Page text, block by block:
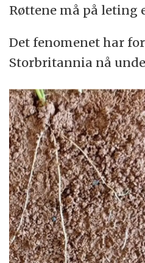
Røttene må på leting
Det fenomenet har
Storbritannia nå